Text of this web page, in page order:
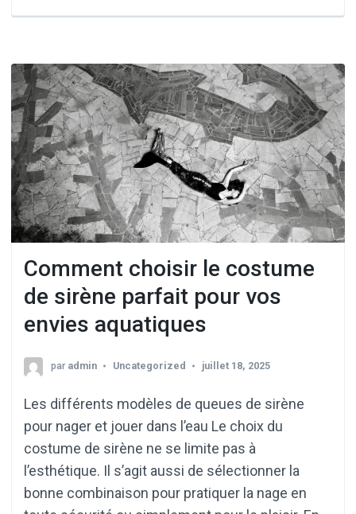
Comment choisir le costume
de sirène parfait pour vos
envies aquatiques
par admin Uncategorized juillet 18, 2025
Les différents modèles de queues de sirène
pour nager et jouer dans l’eau Le choix du
costume de sirène ne se limite pas à
l’esthétique. Il s’agit aussi de sélectionner la
bonne combinaison pour pratiquer la nage en